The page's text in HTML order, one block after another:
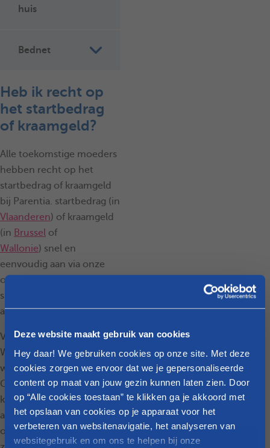
Deze website maakt gebruik van cookies
Hey daar! We gebruiken cookies op onze site. Met deze
cookies zorgen we ervoor dat we je gepersonaliseerde
content op maat van jouw gezin kunnen laten zien. Door
op “Alle cookies toestaan” te klikken ga je akkoord met
het opslaan van cookies op je apparaat voor het
verbeteren van websitenavigatie, het analyseren van
websitegebruik en om ons te helpen bij onze
huis
Bednet
Heb ik recht op
het startbedrag
of kraamgeld?
Alle toekomstige moeders
hebben recht op het
startbedrag of kraamgeld
bij Parentia. startbedrag (in
Vlaanderen) of kraamgeld
(in Brussel of
Wallonie) snel en
eenvoudig aan via onze
online tool; we zorgen zo
snel mogelijk voor je
aanvraag.
Vond je dit artikel nuttig?
Wil je graag nog meer
weten over het
Groeipakket, de
kinderbijslag of andere
administratieve
onderwerpen? Neem dan